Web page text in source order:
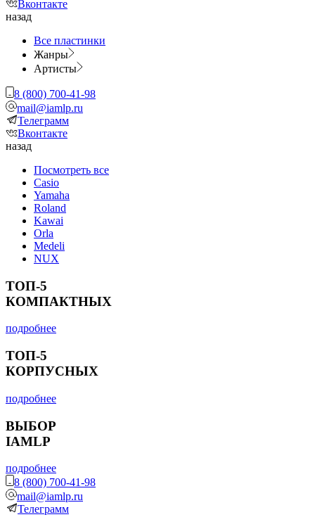
Вконтакте
назад
Все пластинки
Жанры
Артисты
8 (800) 700-41-98
mail@iamlp.ru
Телеграмм
Вконтакте
назад
Посмотреть все
Casio
Yamaha
Roland
Kawai
Orla
Medeli
NUX
ТОП-5
КОМПАКТНЫХ
подробнее
ТОП-5
КОРПУСНЫХ
подробнее
ВЫБОР
IAMLP
подробнее
8 (800) 700-41-98
mail@iamlp.ru
Телеграмм